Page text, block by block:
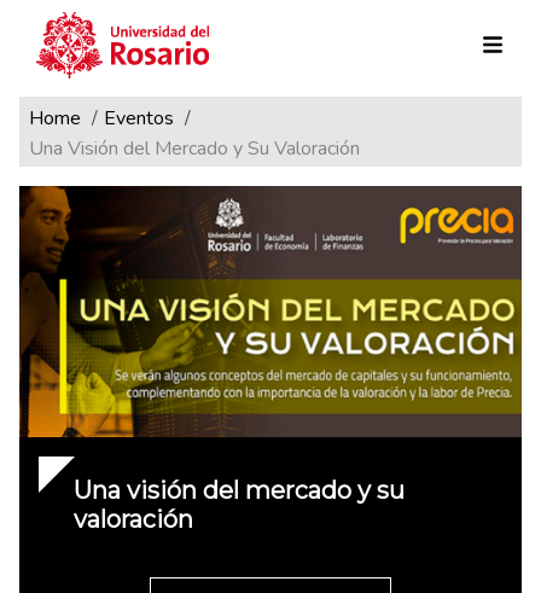
Pasar al contenido principal
Ruta de navegación
Home
Eventos
Una Visión del Mercado y Su Valoración
Una visión del mercado y su
valoración